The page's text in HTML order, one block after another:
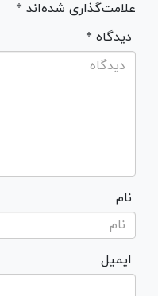
علامت‌گذاری شده‌اند *
* دیدگاه
نام
ایمیل